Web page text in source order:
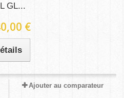
GL...
€
Ajouter au comparateur